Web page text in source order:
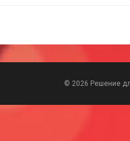
© 2026 Решение